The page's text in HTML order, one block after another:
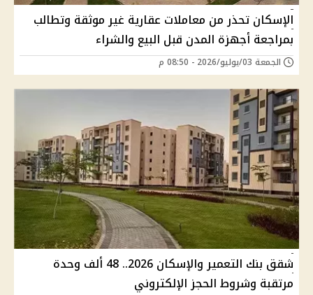
الإسكان تحذر من معاملات عقارية غير موثقة وتطالب
بمراجعة أجهزة المدن قبل البيع والشراء
الجمعة 03/يوليو/2026 - 08:50 م
شقق بنك التعمير والإسكان 2026.. 48 ألف وحدة
مرتقبة وشروط الحجز الإلكتروني